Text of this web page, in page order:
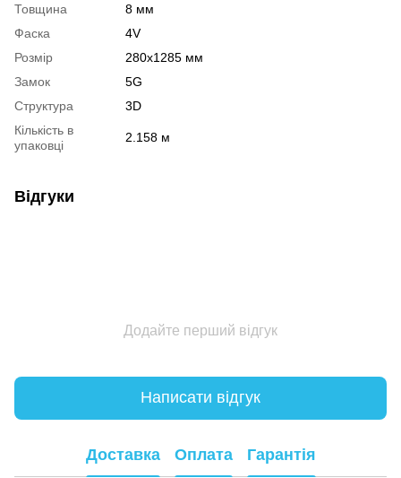
Товщина
8 мм
Фаска
4V
Розмір
280х1285 мм
Замок
5G
Структура
3D
Кількість в
упаковці
2.158 м
Відгуки
Додайте перший відгук
Написати відгук
Доставка Оплата Гарантія